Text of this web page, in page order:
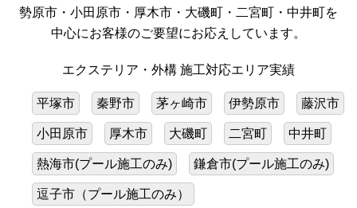
勢原市・小田原市・厚木市・大磯町・二宮町・中井町を
中心にお客様のご要望にお応えしています。
エクステリア・外構 施工対応エリア実績
平塚市 秦野市 茅ヶ崎市 伊勢原市 藤沢市
小田原市 厚木市 大磯町 二宮町 中井町
熱海市(プール施工のみ) 鎌倉市(プール施工のみ)
逗子市（プール施工のみ）